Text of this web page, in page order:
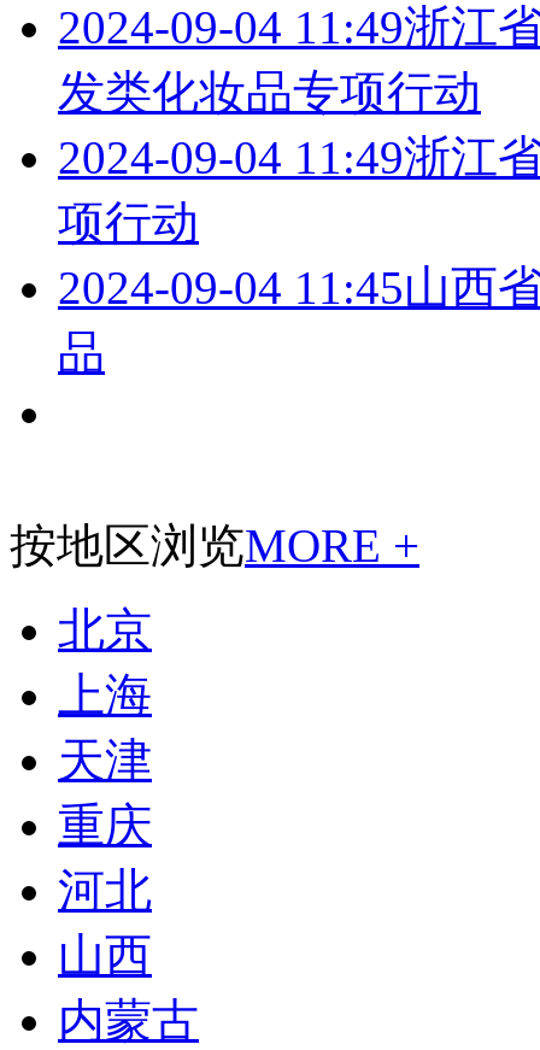
2024-09-04 11:49浙江
发类化妆品专项行动
2024-09-04 11:49浙江
项行动
2024-09-04 11:45山西
品
按地区浏览MORE +
北京
上海
天津
重庆
河北
山西
内蒙古